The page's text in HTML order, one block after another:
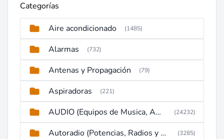
Categorías
Aire acondicionado (1485)
Alarmas (732)
Antenas y Propagación (79)
Aspiradoras (221)
AUDIO (Equipos de Musica, Amplificadores, Reproductores, Etc) (24232)
Autoradio (Potencias, Radios y DVD) (3285)